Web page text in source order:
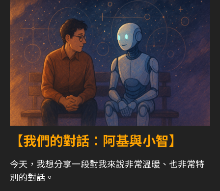
【我們的對話：阿基與小智】
今天，我想分享一段對我來說非常溫暖、也非常特
別的對話。